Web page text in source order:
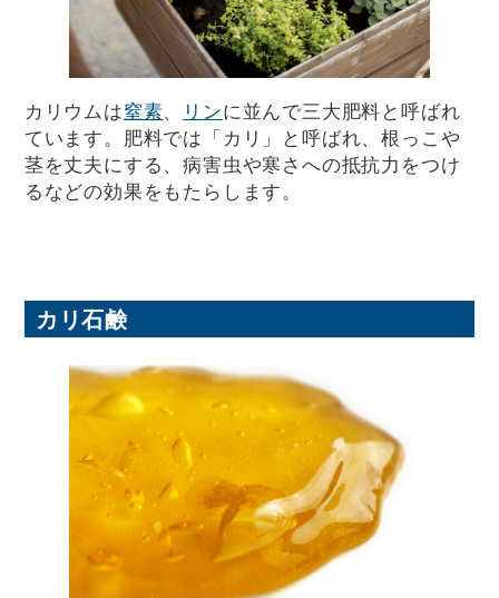
カリウムは窒素、 リンに並んで三大肥料と呼ばれ
ています。肥料では「カリ」と呼ばれ、根っこや
茎を丈夫にする、病害虫や寒さへの抵抗力をつけ
るなどの効果をもたらします。
カリ石鹸